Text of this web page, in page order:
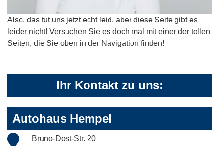
Also, das tut uns jetzt echt leid, aber diese Seite gibt es
leider nicht! Versuchen Sie es doch mal mit einer der tollen
Seiten, die Sie oben in der Navigation finden!
Ihr Kontakt zu uns:
Autohaus Hempel
Bruno-Dost-Str. 20